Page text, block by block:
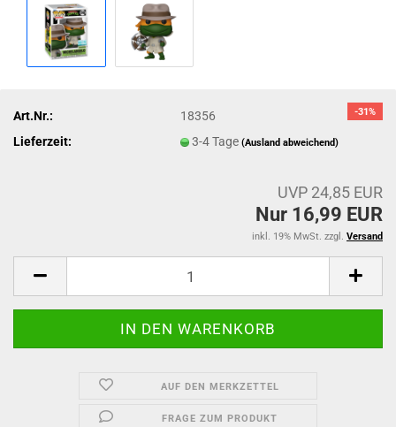
-31%
Art.Nr.:
18356
Lieferzeit:
3-4 Tage(Ausland abweichend)
UVP 24,85 EUR
Nur 16,99 EUR
inkl. 19% MwSt. zzgl. Versand
AUF DEN MERKZETTEL
FRAGE ZUM PRODUKT